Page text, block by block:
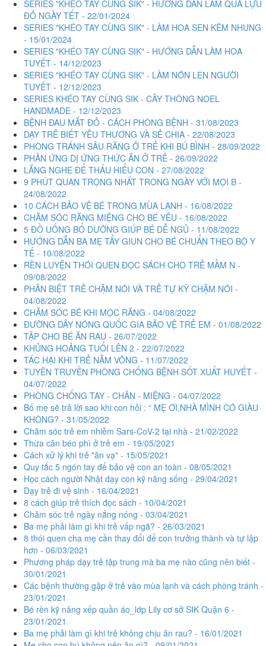
SERIES "KHÉO TAY CÙNG SIK" - HƯỚNG DẪN LÀM QUẢ LỰU
ĐỎ NGÀY TẾT - 22/01/2024
SERIES "KHÉO TAY CÙNG SIK" - LÀM HOA SEN KẼM NHUNG
- 15/01/2024
SERIES "KHÉO TAY CÙNG SIK" - HƯỚNG DẪN LÀM HOA
TUYẾT - 14/12/2023
SERIES "KHÉO TAY CÙNG SIK" - LÀM NÓN LEN NGƯỜI
TUYẾT - 12/12/2023
SERIES KHÉO TAY CÙNG SIK - CÂY THÔNG NOEL
HANDMADE - 12/12/2023
BỆNH ĐAU MẮT ĐỎ - CÁCH PHÒNG BỆNH - 31/08/2023
DẠY TRẺ BIẾT YÊU THƯƠNG VÀ SẺ CHIA - 22/08/2023
PHÒNG TRÁNH SÂU RĂNG Ở TRẺ KHI BÚ BÌNH - 28/09/2022
PHẢN ỨNG DỊ ỨNG THỨC ĂN Ở TRẺ - 26/09/2022
LẮNG NGHE ĐỂ THẤU HIỂU CON - 27/08/2022
9 PHÚT QUAN TRỌNG NHẤT TRONG NGÀY VỚI MỌI B -
24/08/2022
10 CÁCH BẢO VỆ BÉ TRONG MÙA LẠNH - 16/08/2022
CHĂM SÓC RĂNG MIỆNG CHO BÉ YÊU - 16/08/2022
5 ĐỒ UỐNG BỔ DƯỠNG GIÚP BÉ DỄ NGỦ - 11/08/2022
HƯỚNG DẪN BA MẸ TẨY GIUN CHO BÉ CHUẨN THEO BỘ Y
TẾ - 10/08/2022
RÈN LUYỆN THÓI QUEN ĐỌC SÁCH CHO TRẺ MẦM N -
09/08/2022
PHÂN BIỆT TRẺ CHẬM NÓI VÀ TRẺ TỰ KỸ CHẬM NÓI -
04/08/2022
CHĂM SÓC BÉ KHI MỌC RĂNG - 04/08/2022
ĐƯỜNG DÂY NÓNG QUỐC GIA BẢO VỆ TRẺ EM - 01/08/2022
TẬP CHO BÉ ĂN RAU - 26/07/2022
KHỦNG HOẢNG TUỔI LÊN 2 - 22/07/2022
TÁC HẠI KHI TRẺ NẰM VÕNG - 11/07/2022
TUYÊN TRUYỀN PHÒNG CHỐNG BỆNH SỐT XUẤT HUYẾT -
04/07/2022
PHÒNG CHỐNG TAY - CHÂN - MIỆNG - 04/07/2022
Bố mẹ sẽ trả lời sao khi con hỏi : “ MẸ ƠI,NHÀ MÌNH CÓ GIÀU
KHÔNG? - 31/05/2022
Chăm sóc trẻ em nhiễm Sars-CoV-2 tại nhà - 21/02/2022
Thừa cân béo phì ở trẻ em - 19/05/2021
Cách xử lý khi trẻ "ăn vạ" - 15/05/2021
Quy tắc 5 ngón tay để bảo vệ con an toàn - 08/05/2021
Học cách người Nhật dạy con kỹ năng sống - 29/04/2021
Dạy trẻ đi vệ sinh - 16/04/2021
8 cách giúp trẻ thích đọc sách - 10/04/2021
Chăm sóc trẻ ngày nắng nóng - 03/04/2021
Ba mẹ phải làm gì khi trẻ vấp ngã? - 26/03/2021
8 thói quen cha mẹ cần thay đổi để con trưởng thành và tự lập
hơn - 06/03/2021
Phương pháp dạy trẻ tập trung mà ba mẹ nào cũng nên biết -
30/01/2021
Các bệnh thường gặp ở trẻ vào mùa lạnh và cách phòng tránh -
23/01/2021
Bé rèn kỹ năng xếp quần áo_lớp Lily cơ sở SIK Quận 6 -
23/01/2021
Ba mẹ phải làm gì khi trẻ không chịu ăn rau? - 16/01/2021